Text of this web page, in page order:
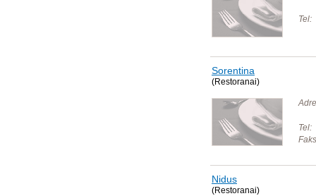
Tel:
Sorentina
(Restoranai)
Tel:
Nidus
(Restoranai)